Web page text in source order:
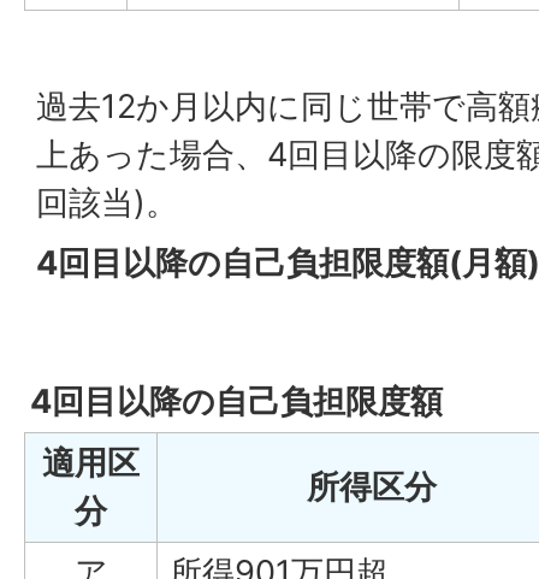
過去12か月以内に同じ世帯で高
上あった場合、4回目以降の限
回該当)。
4回目以降の自己負担限度額(月額)
4回目以降の自己負担限度額
適用区
分
所得区分